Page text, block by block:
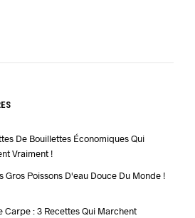
De Bouillettes Économiques Qui
Vraiment !
Gros Poissons D'eau Douce Du Monde !
Carpe : 3 Recettes Qui Marchent